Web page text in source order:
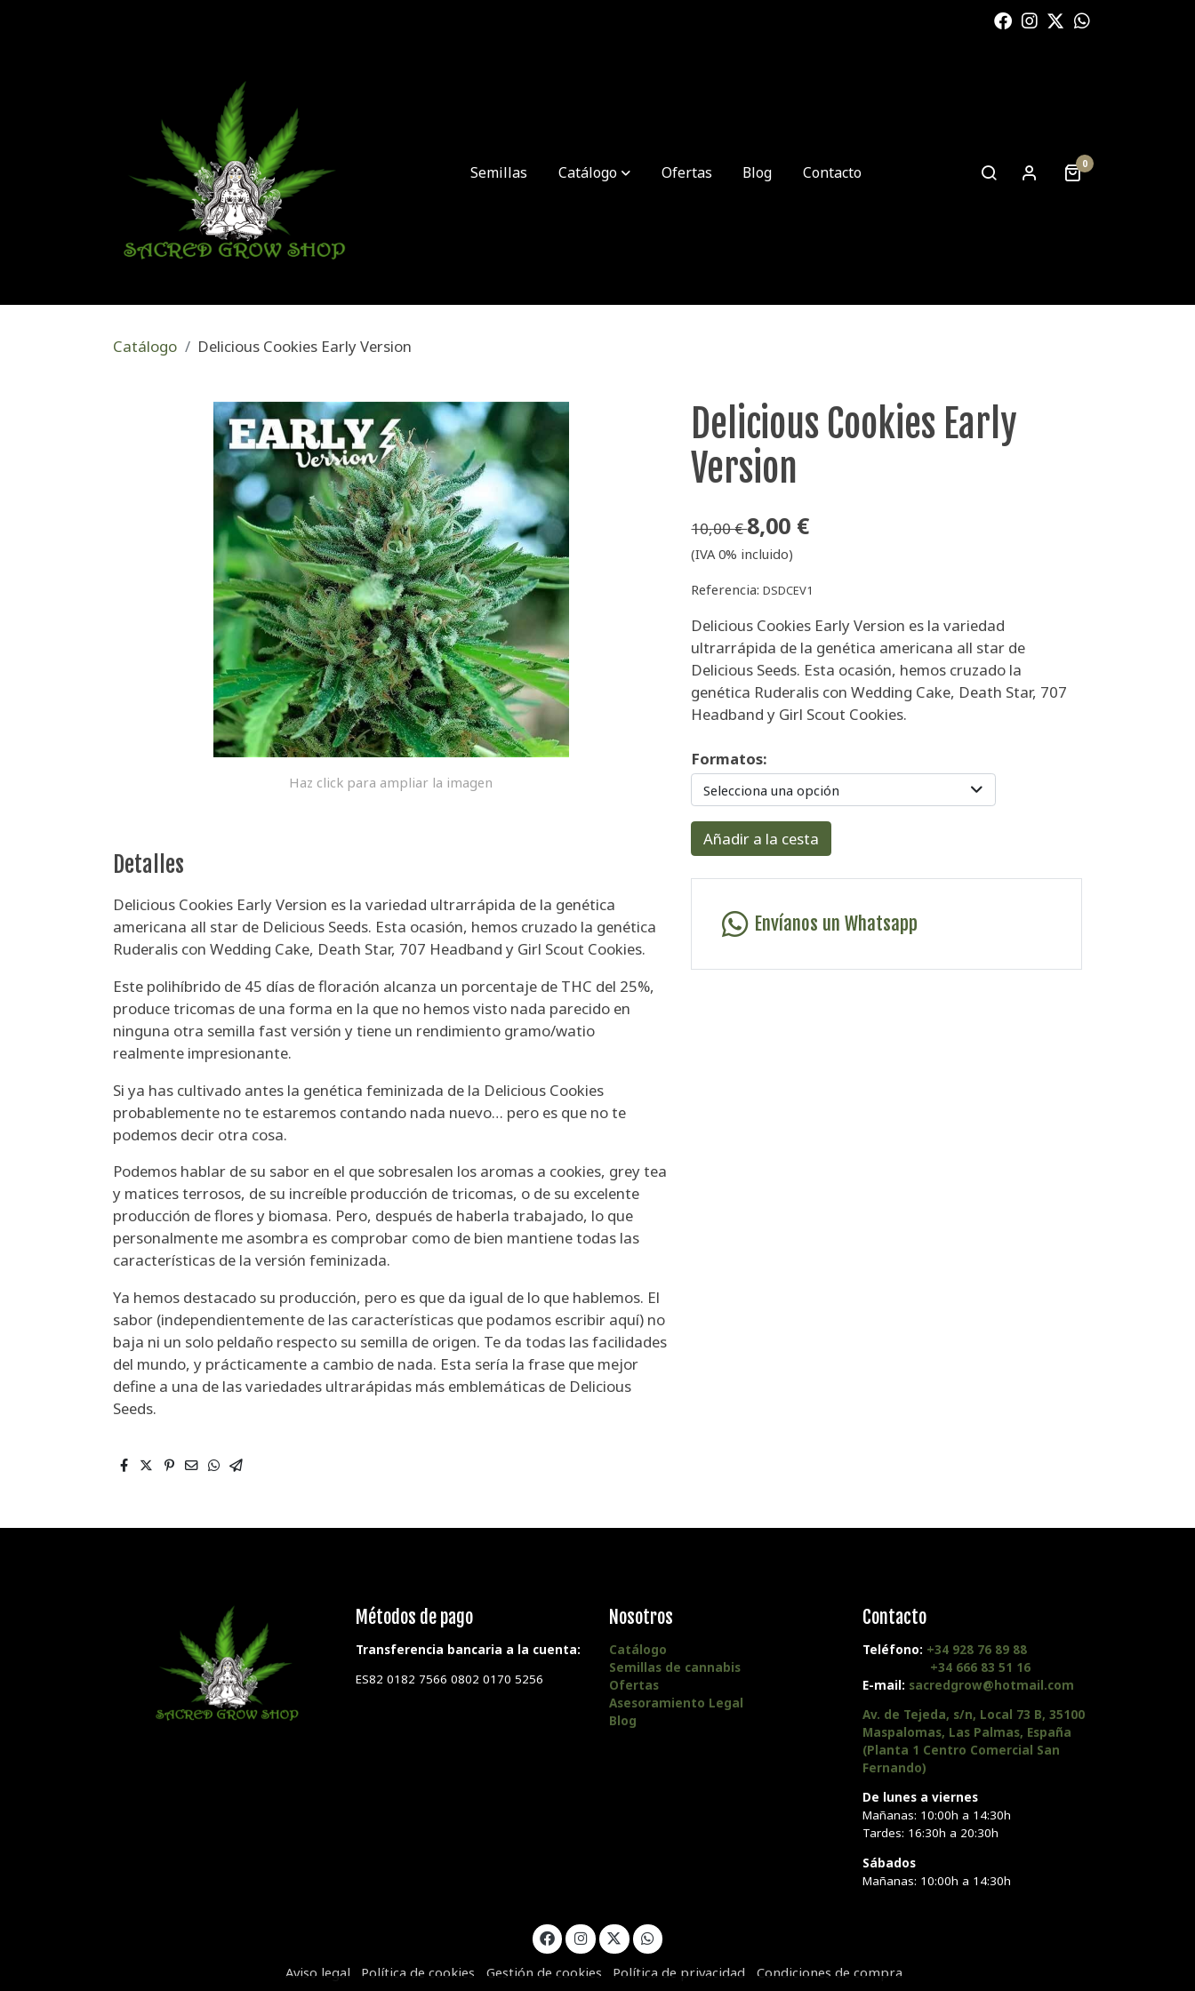
Semillas Catálogo Ofertas Blog Contacto 0
Catálogo Delicious Cookies Early Version
Haz click para ampliar la imagen
Detalles
Delicious Cookies Early Version es la variedad ultrarrápida de la genética
americana all star de Delicious Seeds. Esta ocasión, hemos cruzado la genética
Ruderalis con Wedding Cake, Death Star, 707 Headband y Girl Scout Cookies.
Este polihíbrido de 45 días de floración alcanza un porcentaje de THC del 25%,
produce tricomas de una forma en la que no hemos visto nada parecido en
ninguna otra semilla fast versión y tiene un rendimiento gramo/watio
realmente impresionante.
Si ya has cultivado antes la genética feminizada de la Delicious Cookies
probablemente no te estaremos contando nada nuevo… pero es que no te
podemos decir otra cosa.
Podemos hablar de su sabor en el que sobresalen los aromas a cookies, grey tea
y matices terrosos, de su increíble producción de tricomas, o de su excelente
producción de flores y biomasa. Pero, después de haberla trabajado, lo que
personalmente me asombra es comprobar como de bien mantiene todas las
características de la versión feminizada.
Ya hemos destacado su producción, pero es que da igual de lo que hablemos. El
sabor (independientemente de las características que podamos escribir aquí) no
baja ni un solo peldaño respecto su semilla de origen. Te da todas las facilidades
del mundo, y prácticamente a cambio de nada. Esta sería la frase que mejor
define a una de las variedades ultrarápidas más emblemáticas de Delicious
Seeds.
Delicious Cookies Early
Version
10,00 €8,00 €
(IVA 0% incluido)
Referencia:DSDCEV1
Delicious Cookies Early Version es la variedad
ultrarrápida de la genética americana all star de
Delicious Seeds. Esta ocasión, hemos cruzado la
genética Ruderalis con Wedding Cake, Death Star, 707
Headband y Girl Scout Cookies.
Formatos:
Selecciona una opción
Añadir a la cesta
Envíanos un Whatsapp
Métodos de pago
Transferencia bancaria a la cuenta:
ES82 0182 7566 0802 0170 5256
Nosotros
Catálogo
Semillas de cannabis
Ofertas
Asesoramiento Legal
Blog
Contacto
Teléfono: +34 928 76 89 88
+34 666 83 51 16
E-mail: sacredgrow@hotmail.com
Av. de Tejeda, s/n, Local 73 B, 35100
Maspalomas, Las Palmas, España
(Planta 1 Centro Comercial San
Fernando)
De lunes a viernes
Mañanas: 10:00h a 14:30h
Tardes: 16:30h a 20:30h
Sábados
Mañanas: 10:00h a 14:30h
Aviso legal Política de cookies Gestión de cookies Política de privacidad Condiciones de compra